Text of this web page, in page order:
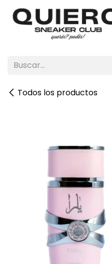
Ir al contenido
Todos los productos